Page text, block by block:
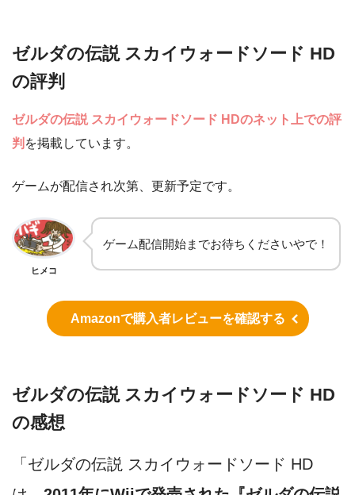
ゼルダの伝説 スカイウォードソード HD
の評判
ゼルダの伝説 スカイウォードソード HDのネット上での評
判 を掲載しています。
ゲームが配信され次第、更新予定です。
ヒメコ
ゲーム配信開始までお待ちくださいやで！
Amazonで購入者レビューを確認する
ゼルダの伝説 スカイウォードソード HD
の感想
「ゼルダの伝説 スカイウォードソード HD